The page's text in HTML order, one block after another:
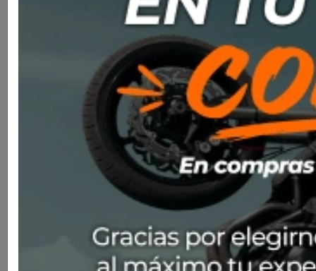
Casco Nolan N80-8 Classic 003
Glossy Black
N880010270035